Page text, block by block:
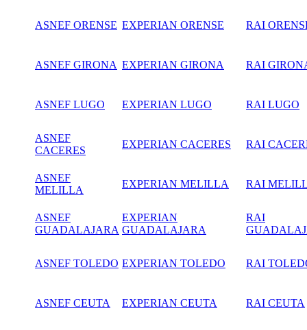
ASNEF ORENSE EXPERIAN ORENSE RAI
ASNEF GIRONA EXPERIAN GIRONA RAI
ASNEF LUGO EXPERIAN LUGO RAI LUGO
ASNEF
CACERES
EXPERIAN CACERES RAI
ASNEF
MELILLA
EXPERIAN MELILLA RAI
ASNEF
GUADALAJARA
EXPERIAN
GUADALAJARA
RAI
ASNEF TOLEDO EXPERIAN TOLEDO RAI
ASNEF CEUTA EXPERIAN CEUTA RAI CEUTA